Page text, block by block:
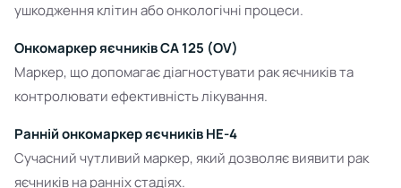
ушкодження клітин або онкологічні процеси.
Онкомаркер яєчників СА 125 (OV)
Маркер, що допомагає діагностувати рак яєчників та
контролювати ефективність лікування.
Ранній онкомаркер яєчників НЕ-4
Сучасний чутливий маркер, який дозволяє виявити рак
яєчників на ранніх стадіях.